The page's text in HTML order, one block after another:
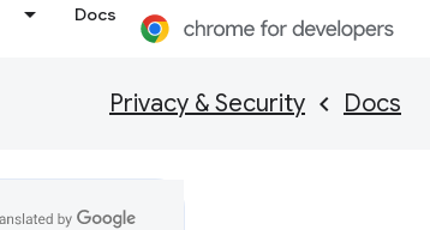
Docs
Docs
Privacy & Security